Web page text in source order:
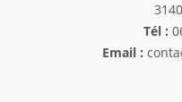
Tél :
Email :